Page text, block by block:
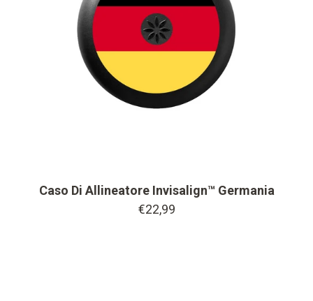
Caso Di Allineatore Invisalign™ Germania
€22,99